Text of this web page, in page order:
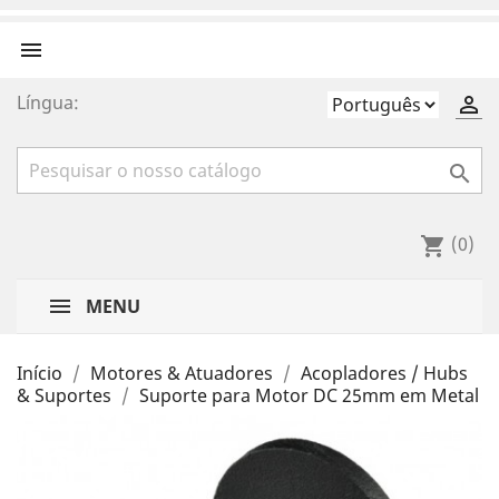


Língua:

shopping_cart (0)
MENU
Início Motores & Atuadores
Acopladores / Hubs
& Suportes
Suporte para Motor DC 25mm em Metal